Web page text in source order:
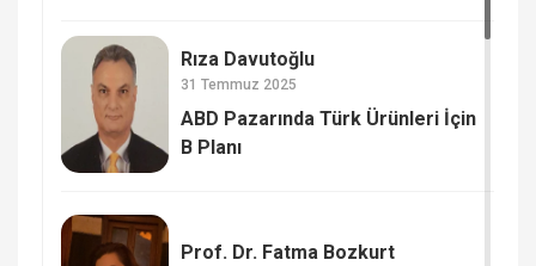
Rıza Davutoğlu
31 Temmuz 2025
ABD Pazarında Türk Ürünleri İçin
B Planı
Prof. Dr. Fatma Bozkurt